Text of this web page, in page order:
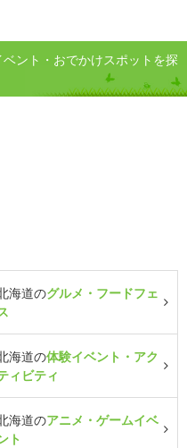
ント・おでかけスポットを探
海道のグルメ・フードフェ
海道の体験イベント・アク
ィビティ
海道のアニメ・ゲームイベ
ト